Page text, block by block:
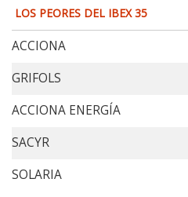
LOS PEORES DEL IBEX 35
ACCIONA
GRIFOLS
ACCIONA ENERGÍA
SACYR
SOLARIA